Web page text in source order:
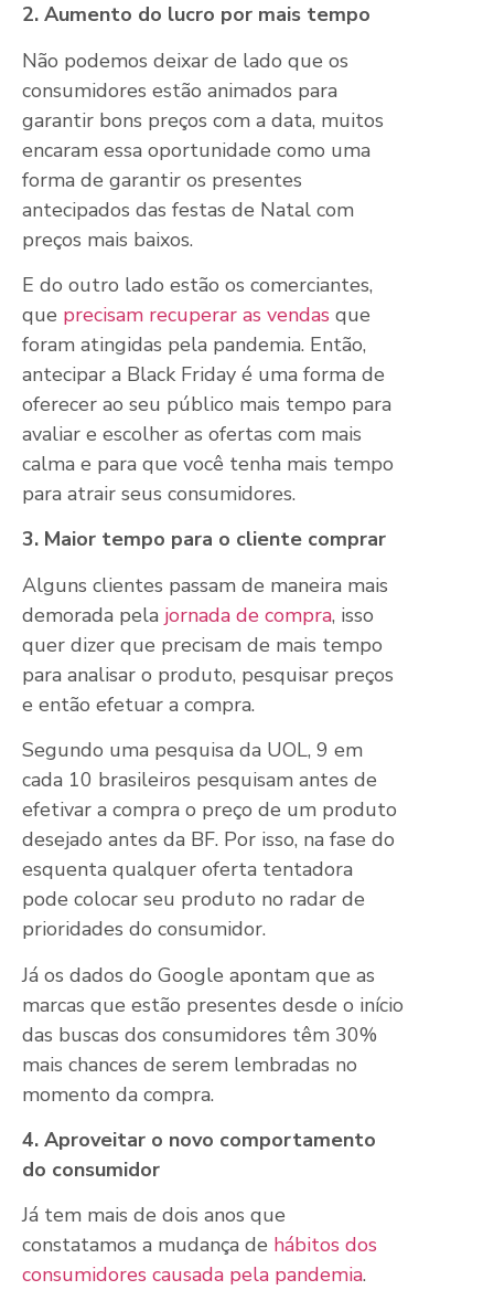
2. Aumento do lucro por mais tempo
Não podemos deixar de lado que os
consumidores estão animados para
garantir bons preços com a data, muitos
encaram essa oportunidade como uma
forma de garantir os presentes
antecipados das festas de Natal com
preços mais baixos.
E do outro lado estão os comerciantes,
que precisam recuperar as vendas que
foram atingidas pela pandemia. Então,
antecipar a Black Friday é uma forma de
oferecer ao seu público mais tempo para
avaliar e escolher as ofertas com mais
calma e para que você tenha mais tempo
para atrair seus consumidores.
3. Maior tempo para o cliente comprar
Alguns clientes passam de maneira mais
demorada pela jornada de compra, isso
quer dizer que precisam de mais tempo
para analisar o produto, pesquisar preços
e então efetuar a compra.
Segundo uma pesquisa da UOL, 9 em
cada 10 brasileiros pesquisam antes de
efetivar a compra o preço de um produto
desejado antes da BF. Por isso, na fase do
esquenta qualquer oferta tentadora
pode colocar seu produto no radar de
prioridades do consumidor.
Já os dados do Google apontam que as
marcas que estão presentes desde o início
das buscas dos consumidores têm 30%
mais chances de serem lembradas no
momento da compra.
4. Aproveitar o novo comportamento
do consumidor
Já tem mais de dois anos que
constatamos a mudança de hábitos dos
consumidores causada pela pandemia.